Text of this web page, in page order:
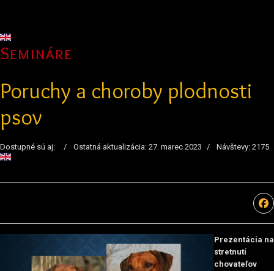
Vyberte váš jazyk
Semináre
Poruchy a choroby plodnosti
psov
Dostupné sú aj: Ostatná aktualizácia: 27. marec 2023 Návštevy: 2175
Prezentácia na
stretnutí
chovateľov